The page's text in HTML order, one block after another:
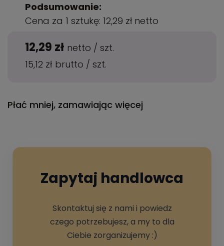
Podsumowanie:
Cena za 1 sztukę: 12,29 zł netto
12,29 zł netto / szt.
15,12 zł brutto / szt.
Płać mniej, zamawiając więcej
Zapytaj handlowca
Skontaktuj się z nami i powiedz
czego potrzebujesz, a my to dla
Ciebie zorganizujemy :)